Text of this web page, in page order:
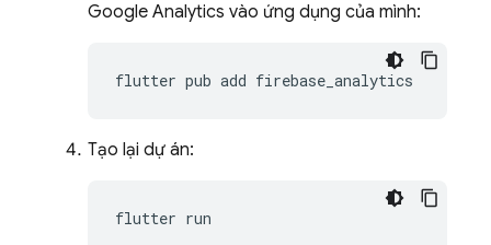
Google Analytics vào ứng dụng của mình:
flutter pub add
Tạo lại dự án:
flutter